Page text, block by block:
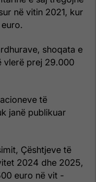
në vitin 2021, kur
shoqata e
vlerë prej 29.000
të
janë publikuar
Çështjeve të
2024 dhe 2025,
euro në vit -